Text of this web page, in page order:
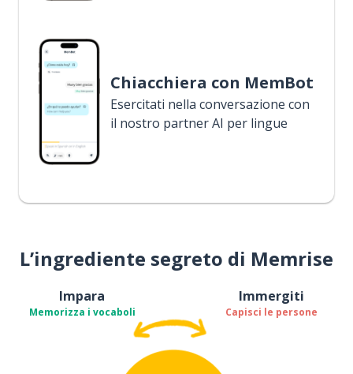
Chiacchiera con MemBot
Esercitati nella conversazione con
il nostro partner AI per lingue
L’ingrediente segreto di Memrise
Impara
Memorizza i vocaboli
Immergiti
Capisci le persone